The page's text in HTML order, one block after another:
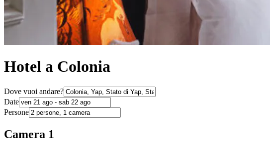
Hotel a Colonia
Dove vuoi andare?
Date
Persone
Camera 1